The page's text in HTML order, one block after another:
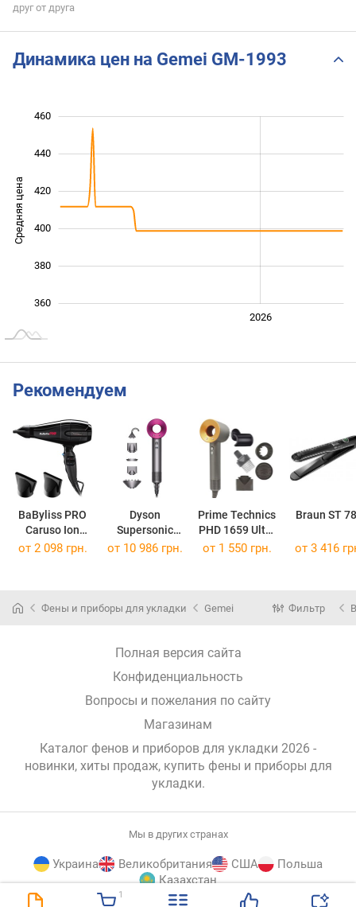
1
друг от друга
Динамика цен на Gemei GM-1993
Средняя цена
360
380
400
420
440
460
2026
Рекомендуем
BaByliss PRO
Caruso Ion
BAB6510IR
Dyson
Supersonic
HD08
Prime Technics
PHD 1659 Ultra
Elite
Braun ST
от 2 098 грн. от 10 986 грн. от 1 550 грн. от 3 416
Фены и приборы для укладки Gemei Фильтр
Полная версия сайта
Конфиденциальность
Вопросы и пожелания по сайту
Магазинам
Каталог фенов и приборов для укладки 2026 -
новинки, хиты продаж, купить фены и приборы для
укладки.
Мы в других странах
Украина Великобритания США
Польша
Казахстан